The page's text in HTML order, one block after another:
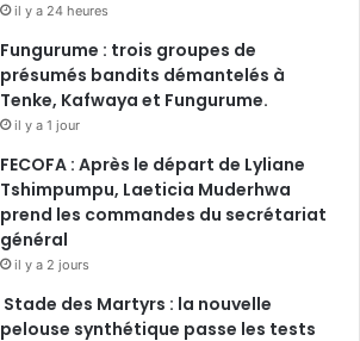
il y a 24 heures
Fungurume : trois groupes de
présumés bandits démantelés à
Tenke, Kafwaya et Fungurume.
il y a 1 jour
FECOFA : Après le départ de Lyliane
Tshimpumpu, Laeticia Muderhwa
prend les commandes du secrétariat
général
il y a 2 jours
Stade des Martyrs : la nouvelle
pelouse synthétique passe les tests